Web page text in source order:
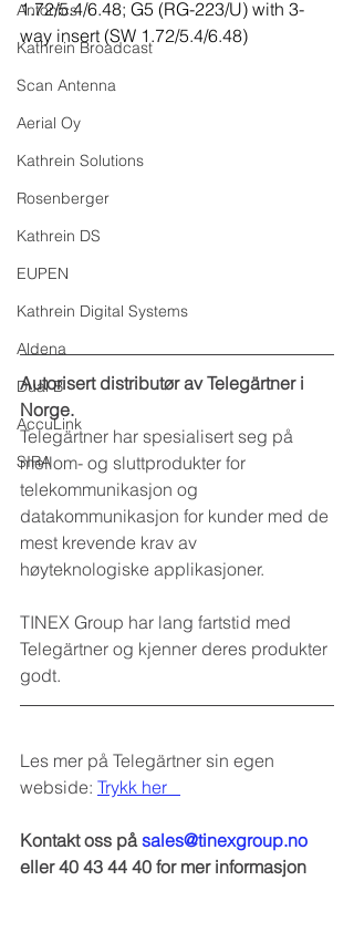
Antonics
Kathrein Broadcast
Scan Antenna
Aerial Oy
Kathrein Solutions
Rosenberger
Kathrein DS
EUPEN
Kathrein Digital Systems
Aldena
Dual B
AccuLink
SIRA
1.72/5.4/6.48; G5 (RG-223/U) with 3-
way insert (SW 1.72/5.4/6.48)
Autorisert distributør av Telegärtner i
Norge.
Telegärtner har spesialisert seg på
mellom- og sluttprodukter for
telekommunikasjon og
datakommunikasjon for kunder med de
mest krevende krav av
høyteknologiske applikasjoner.
TINEX Group har lang fartstid med
Telegärtner og kjenner deres produkter
godt.
Les mer på Telegärtner sin egen
webside: Trykk her
Kontakt oss på sales@tinexgroup.no
eller 40 43 44 40 for mer informasjon